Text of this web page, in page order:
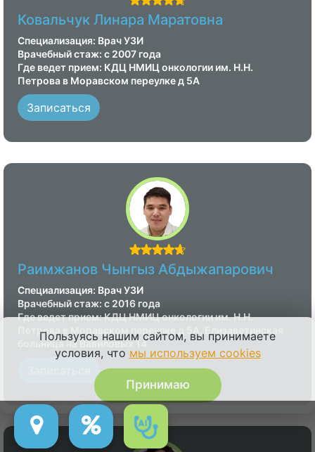
Ковальчук Линара Маратовна
Специализация: Врач УЗИ
Врачебный стаж: с 2007 года
Где ведет прием: КДЦ НМИЦ онкологии им. Н.Н.
Петрова в Моравском переулке д 5А
Записаться
Раимжанов Чынгыз Абдыжапарович
Специализация: Врач УЗИ
Врачебный стаж: с 2016 года
Где ведет прием: КДЦ НМИЦ онкологии им. Н.Н.
Петрова в Моравском переулке д 5А, Елизаветинская
больница на Вавиловых 14
Пользуясь нашим сайтом, вы принимаете
условия, что мы используем cookies
Принимаю